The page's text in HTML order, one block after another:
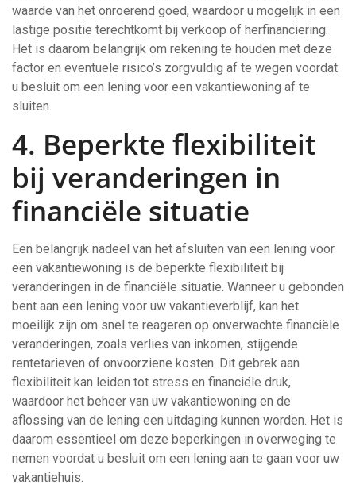
waarde van het onroerend goed, waardoor u mogelijk in een
lastige positie terechtkomt bij verkoop of herfinanciering.
Het is daarom belangrijk om rekening te houden met deze
factor en eventuele risico’s zorgvuldig af te wegen voordat
u besluit om een lening voor een vakantiewoning af te
sluiten.
4. Beperkte flexibiliteit
bij veranderingen in
financiële situatie
Een belangrijk nadeel van het afsluiten van een lening voor
een vakantiewoning is de beperkte flexibiliteit bij
veranderingen in de financiële situatie. Wanneer u gebonden
bent aan een lening voor uw vakantieverblijf, kan het
moeilijk zijn om snel te reageren op onverwachte financiële
veranderingen, zoals verlies van inkomen, stijgende
rentetarieven of onvoorziene kosten. Dit gebrek aan
flexibiliteit kan leiden tot stress en financiële druk,
waardoor het beheer van uw vakantiewoning en de
aflossing van de lening een uitdaging kunnen worden. Het is
daarom essentieel om deze beperkingen in overweging te
nemen voordat u besluit om een lening aan te gaan voor uw
vakantiehuis.